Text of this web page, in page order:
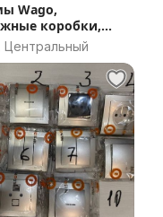
коробки,
выключатели и
Центральный